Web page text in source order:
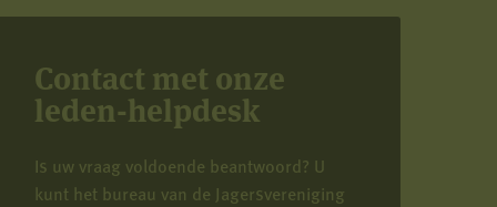
Contact met onze
leden-helpdesk
Is uw vraag voldoende beantwoord? U
kunt het bureau van de Jagersvereniging